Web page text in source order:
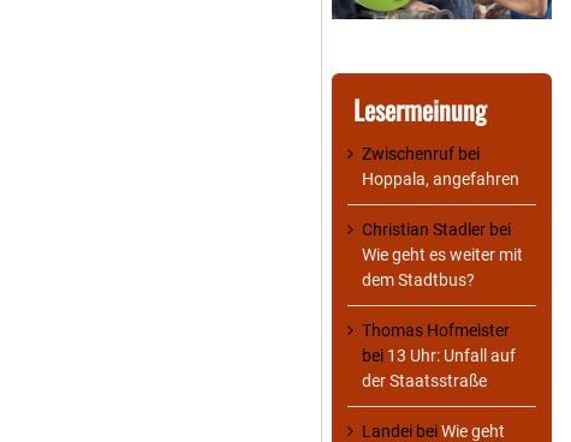
Lesermeinung
Zwischenruf bei
Hoppala, angefahren
Christian Stadler bei
Wie geht es weiter mit
dem Stadtbus?
Thomas Hofmeister
bei 13 Uhr: Unfall auf
der Staatsstraße
Landei beiWie geht